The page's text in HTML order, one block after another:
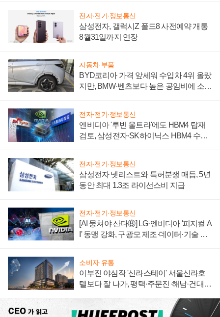
전자·전기·정보통신
삼성전자, 갤럭시Z 폴드8 사전예약 개통
8월31일까지 연장
자동차·부품
BYD코리아 가격 앞세워 수입차 4위 올랐
지만, BMW·벤츠보다 높은 공임비에 소비
전자·전기·정보통신
엔비디아 '루빈 울트라'에도 HBM4 탑재
검토, 삼성전자·SK하이닉스 HBM4 수율
전자·전기·정보통신
삼성전자 넷리스트와 특허분쟁 매듭, 5년
동안 최대 1.3조 라이선스비 지급
전자·전기·정보통신
[AI 뭉쳐야 산다⑧] LG·엔비디아 '피지컬 A
I' 동맹 강화, 구광모 제조·데이터·기술 결
소비자·유통
이부진 야심작 '신라스테이' 서울신라호
텔보다 잘 나가, 평택·주문진·해남·건대로